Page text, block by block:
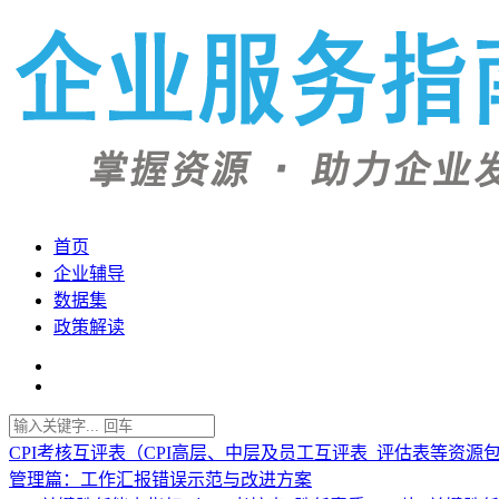
首页
企业辅导
数据集
政策解读
CPI考核互评表（CPI高层、中层及员工互评表_评估表等资源
管理篇：工作汇报错误示范与改进方案